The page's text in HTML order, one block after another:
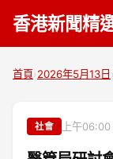
香港新聞精
首頁›2026年5月13日 ›
社會 上午06:00